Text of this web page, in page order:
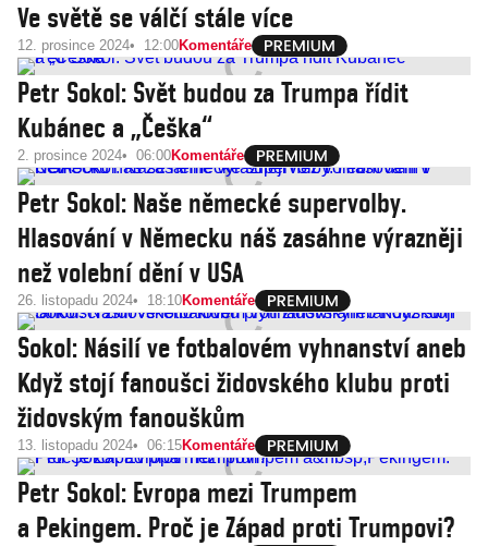
Ve světě se válčí stále více
12. prosince 2024 12:00Komentáře
Petr Sokol: Svět budou za Trumpa řídit
Kubánec a „Češka“
2. prosince 2024 06:00Komentáře
Petr Sokol: Naše německé supervolby.
Hlasování v Německu náš zasáhne výrazněji
než volební dění v USA
26. listopadu 2024 18:10Komentáře
Sokol: Násilí ve fotbalovém vyhnanství aneb
Když stojí fanoušci židovského klubu proti
židovským fanouškům
13. listopadu 2024 06:15Komentáře
Petr Sokol: Evropa mezi Trumpem
a Pekingem. Proč je Západ proti Trumpovi?